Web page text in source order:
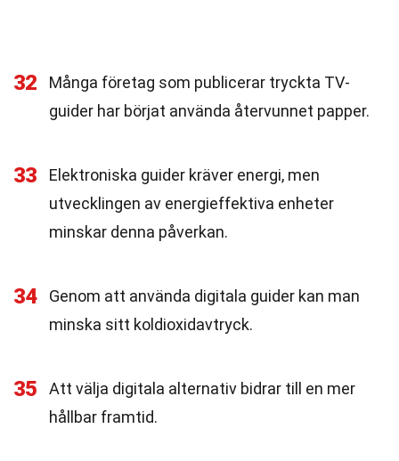
32
Många företag som publicerar tryckta TV-
guider har börjat använda återvunnet papper.
33
Elektroniska guider kräver energi, men
utvecklingen av energieffektiva enheter
minskar denna påverkan.
34
Genom att använda digitala guider kan man
minska sitt koldioxidavtryck.
35
Att välja digitala alternativ bidrar till en mer
hållbar framtid.